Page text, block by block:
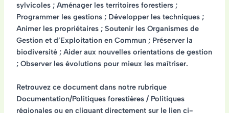
sylvicoles ; Aménager les territoires forestiers ;
Programmer les gestions ; Développer les techniques ;
Animer les propriétaires ; Soutenir les Organismes de
Gestion et d’Exploitation en Commun ; Préserver la
biodiversité ; Aider aux nouvelles orientations de gestion
; Observer les évolutions pour mieux les maîtriser.
Retrouvez ce document dans notre rubrique
Documentation/Politiques forestières / Politiques
régionales ou en cliquant directement sur le lien ci-